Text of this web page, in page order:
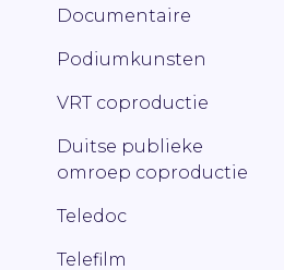
Documentaire
Podiumkunsten
VRT coproductie
Duitse publieke
omroep coproductie
Teledoc
Telefilm